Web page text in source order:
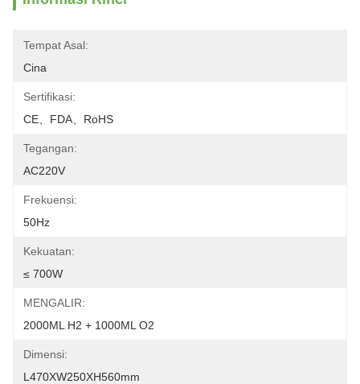
Tempat Asal:
Cina
Sertifikasi:
CE、FDA、RoHS
Tegangan:
AC220V
Frekuensi:
50Hz
Kekuatan:
≤ 700W
MENGALIR:
2000ML H2 + 1000ML O2
Dimensi:
L470XW250XH560mm